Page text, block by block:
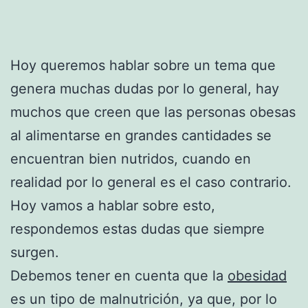
Hoy queremos hablar sobre un tema que
genera muchas dudas por lo general, hay
muchos que creen que las personas obesas
al alimentarse en grandes cantidades se
encuentran bien nutridos, cuando en
realidad por lo general es el caso contrario.
Hoy vamos a hablar sobre esto,
respondemos estas dudas que siempre
surgen.
Debemos tener en cuenta que la obesidad
es un tipo de malnutrición, ya que, por lo